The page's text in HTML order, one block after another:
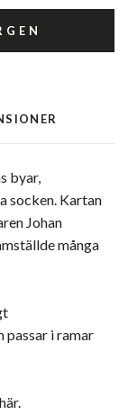
byar,
socken. Kartan
Johan
många
passar i ramar